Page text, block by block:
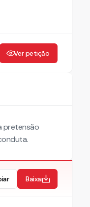
Ver petição
pretensão
Baixar